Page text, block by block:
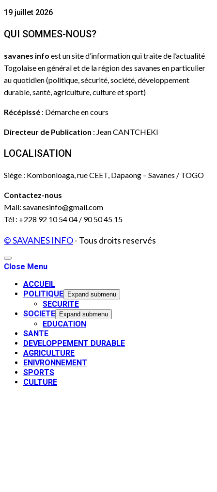
19 juillet 2026
QUI SOMMES-NOUS?
savanes info est un site d’information qui traite de l’actualité
Togolaise en général et de la région des savanes en particulier
au quotidien (politique, sécurité, société, développement
durable, santé, agriculture, culture et sport)
Récépissé : Démarche en cours
Directeur de Publication : Jean CANTCHEKI
LOCALISATION
Siège : Kombonloaga, rue CEET, Dapaong – Savanes / TOGO
Contactez-nous
Mail: savanesinfo@gmail.com
Tél : +228 92 10 54 04 / 90 50 45 15
© SAVANES INFO- Tous droits reservés
Close Menu
ACCUEIL
POLITIQUE
Expand submenu
SECURITE
SOCIETE
Expand submenu
EDUCATION
SANTE
DEVELOPPEMENT DURABLE
AGRICULTURE
ENIVRONNEMENT
SPORTS
CULTURE